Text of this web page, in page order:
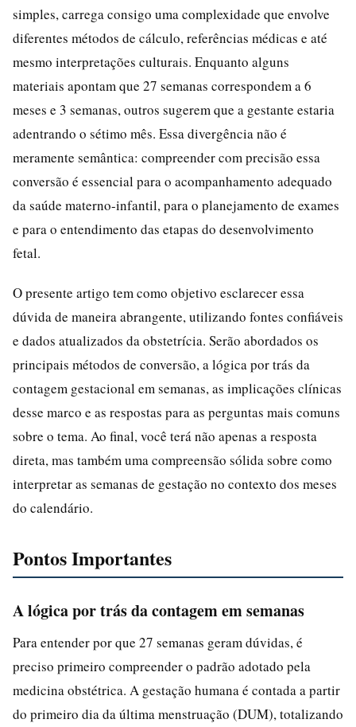
simples, carrega consigo uma complexidade que envolve
diferentes métodos de cálculo, referências médicas e até
mesmo interpretações culturais. Enquanto alguns
materiais apontam que 27 semanas correspondem a 6
meses e 3 semanas, outros sugerem que a gestante estaria
adentrando o sétimo mês. Essa divergência não é
meramente semântica: compreender com precisão essa
conversão é essencial para o acompanhamento adequado
da saúde materno-infantil, para o planejamento de exames
e para o entendimento das etapas do desenvolvimento
fetal.
O presente artigo tem como objetivo esclarecer essa
dúvida de maneira abrangente, utilizando fontes confiáveis
e dados atualizados da obstetrícia. Serão abordados os
principais métodos de conversão, a lógica por trás da
contagem gestacional em semanas, as implicações clínicas
desse marco e as respostas para as perguntas mais comuns
sobre o tema. Ao final, você terá não apenas a resposta
direta, mas também uma compreensão sólida sobre como
interpretar as semanas de gestação no contexto dos meses
do calendário.
Pontos Importantes
A lógica por trás da contagem em semanas
Para entender por que 27 semanas geram dúvidas, é
preciso primeiro compreender o padrão adotado pela
medicina obstétrica. A gestação humana é contada a partir
do primeiro dia da última menstruação (DUM), totalizando